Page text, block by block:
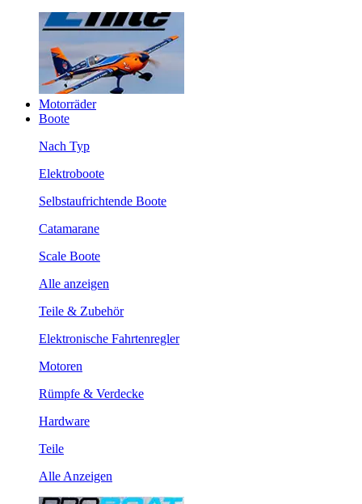
Motorräder
Boote
Nach Typ
Elektroboote
Selbstaufrichtende Boote
Catamarane
Scale Boote
Alle anzeigen
Teile & Zubehör
Elektronische Fahrtenregler
Motoren
Rümpfe & Verdecke
Hardware
Teile
Alle Anzeigen